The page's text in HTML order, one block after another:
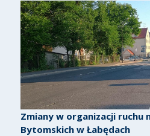
Zmiany w organizacji ruchu
Bytomskich w Łabędach